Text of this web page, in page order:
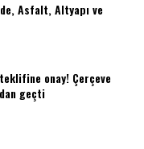
Asfalt, Altyapı ve
onay! Çerçeve
geçti